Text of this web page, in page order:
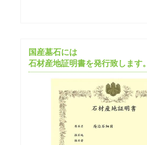
国産墓石には
石材産地証明書を発行致します。